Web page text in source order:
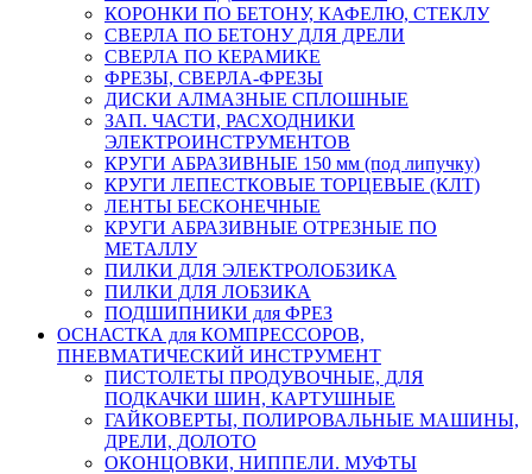
КОРОНКИ ПО БЕТОНУ, КАФЕЛЮ, СТЕКЛУ
СВЕРЛА ПО БЕТОНУ ДЛЯ ДРЕЛИ
СВЕРЛА ПО КЕРАМИКЕ
ФРЕЗЫ, СВЕРЛА-ФРЕЗЫ
ДИСКИ АЛМАЗНЫЕ СПЛОШНЫЕ
ЗАП. ЧАСТИ, РАСХОДНИКИ
ЭЛЕКТРОИНСТРУМЕНТОВ
КРУГИ АБРАЗИВНЫЕ 150 мм (под липучку)
КРУГИ ЛЕПЕСТКОВЫЕ ТОРЦЕВЫЕ (КЛТ)
ЛЕНТЫ БЕСКОНЕЧНЫЕ
КРУГИ АБРАЗИВНЫЕ ОТРЕЗНЫЕ ПО
МЕТАЛЛУ
ПИЛКИ ДЛЯ ЭЛЕКТРОЛОБЗИКА
ПИЛКИ ДЛЯ ЛОБЗИКА
ПОДШИПНИКИ для ФРЕЗ
ОСНАСТКА для КОМПРЕССОРОВ,
ПНЕВМАТИЧЕСКИЙ ИНСТРУМЕНТ
ПИСТОЛЕТЫ ПРОДУВОЧНЫЕ, ДЛЯ
ПОДКАЧКИ ШИН, КАРТУШНЫЕ
ГАЙКОВЕРТЫ, ПОЛИРОВАЛЬНЫЕ МАШИНЫ,
ДРЕЛИ, ДОЛОТО
ОКОНЦОВКИ, НИППЕЛИ. МУФТЫ